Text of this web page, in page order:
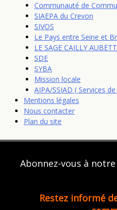
Communauté de
SIAEPA du Crevon
SIVOS
Le Pays entre Seine et
LE SAGE CAILLY
SDE
SYBA
Mission locale
AIPA/SSIAD ( Services
Mentions légales
Nous contacter
Plan du site
Abonnez-vous à
Restez informé